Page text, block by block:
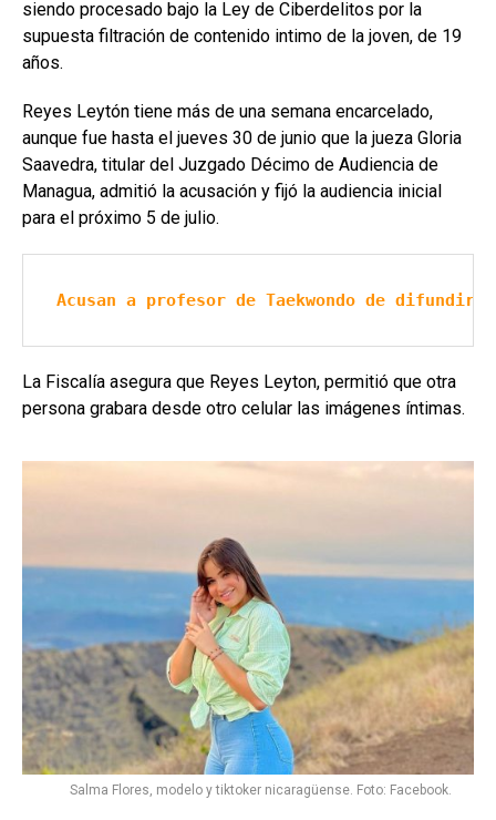
siendo procesado bajo la Ley de Ciberdelitos por la
supuesta filtración de contenido intimo de la joven, de 19
años.
Reyes Leytón tiene más de una semana encarcelado,
aunque fue hasta el jueves 30 de junio que la jueza Gloria
Saavedra, titular del Juzgado Décimo de Audiencia de
Managua, admitió la acusación y fijó la audiencia inicial
para el próximo 5 de julio.
Acusan a profesor de Taekwondo de
La Fiscalía asegura que Reyes Leyton, permitió que otra
persona grabara desde otro celular las imágenes íntimas.
Salma Flores, modelo y tiktoker nicaragüense. Foto: Facebook.